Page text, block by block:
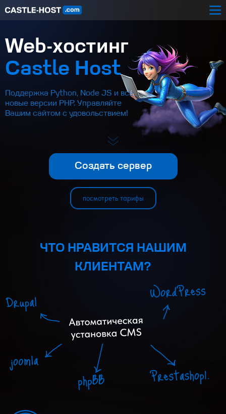
Web-хостинг
Castle Host
Поддержка Python, Node JS и все
новые версии PHP. Управляйте
Вашим сайтом с удовольствием!
Создать сервер
посмотреть тарифы
ЧТО НРАВИТСЯ НАШИМ
КЛИЕНТАМ?